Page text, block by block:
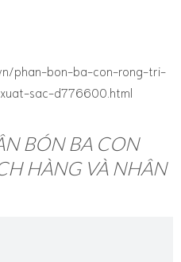
phan-bon-ba-con-rong-tri-
sac-d776600.html
BÓN BA CON
HÀNG VÀ NHÂN